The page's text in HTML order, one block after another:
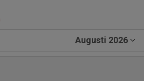
Augusti 2026